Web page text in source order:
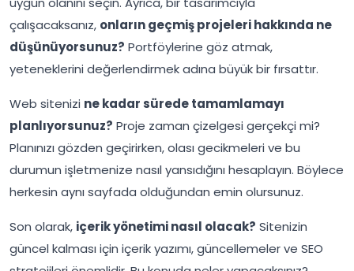
çalışacaksanız, onların geçmiş projeleri hakkında ne
düşünüyorsunuz? Portföylerine göz atmak,
yeteneklerini değerlendirmek adına büyük bir fırsattır.
Web sitenizi ne kadar sürede tamamlamayı
planlıyorsunuz? Proje zaman çizelgesi gerçekçi mi?
Planınızı gözden geçirirken, olası gecikmeleri ve bu
durumun işletmenize nasıl yansıdığını hesaplayın. Böylece
herkesin aynı sayfada olduğundan emin olursunuz.
Son olarak, içerik yönetimi nasıl olacak? Sitenizin
güncel kalması için içerik yazımı, güncellemeler ve SEO